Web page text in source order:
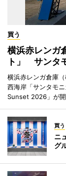
買う
横浜赤レンガ
ト」 サンタ
横浜赤レンガ倉庫
西海岸「サンタモ
Sunset 2026」が開
買う
ニ
グ